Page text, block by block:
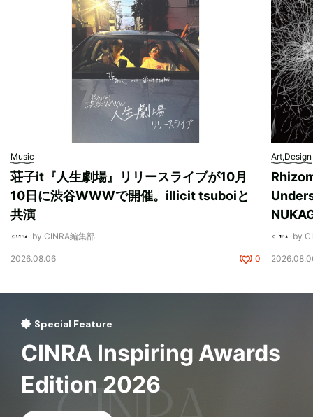
Music
荘子it『人生劇場』リリースライブが10月
10日に渋谷WWWで開催。illicit tsuboiと
共演
by CINRA編集部
2026.08.06 0
Art,Design
by
Special Feature
CINRA Inspiring Awards
Edition 2026